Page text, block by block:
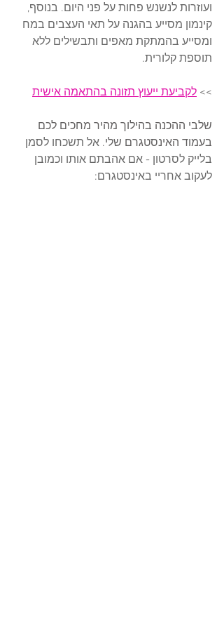
ועוזרות לנשנש פחות על פני היום. בנוסף,
קינמון מסייע בהגנה על תאי העצבים במח
ומסייע בהמתקת מאפים ותבשילים ללא
תוספת קלורית.
>> לקביעת ייעוץ תזונה בהתאמה אישית
שלבי ההכנה בהילוך מהיר מחכים לכם
בעמוד האינסטגרם שלי. אל תשכחו לסמן
בלייק לסרטון - אם אהבתם אותו וכמובן
לעקוב אחריי באינסטגרם: